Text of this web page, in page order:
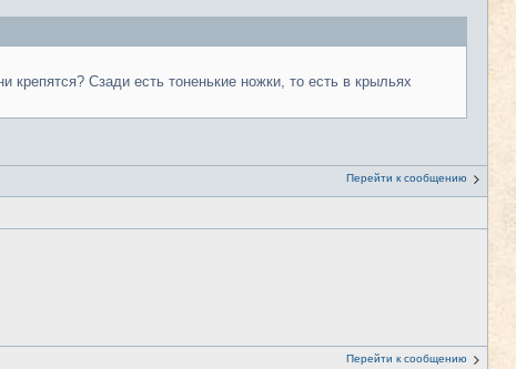
Сзади есть тоненькие ножки, то есть в крыльях
Перейти к сообщению
Перейти к сообщению